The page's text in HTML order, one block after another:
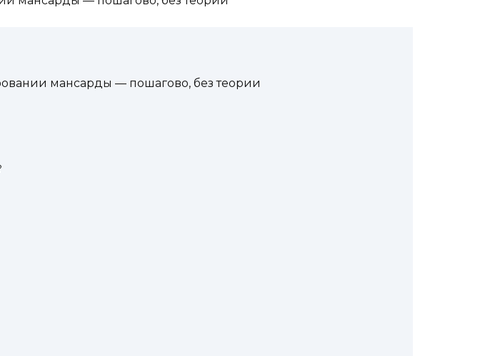
мансарды — пошагово, без теории